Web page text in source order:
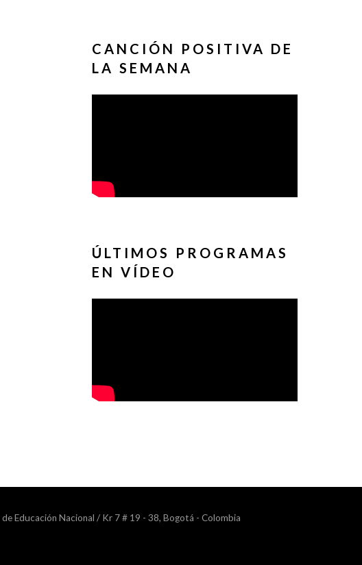
CANCIÓN POSITIVA DE
LA SEMANA
ÚLTIMOS PROGRAMAS
EN VÍDEO
Educación Nacional / Kr 7 # 19 - 38, Bogotá - Colombia